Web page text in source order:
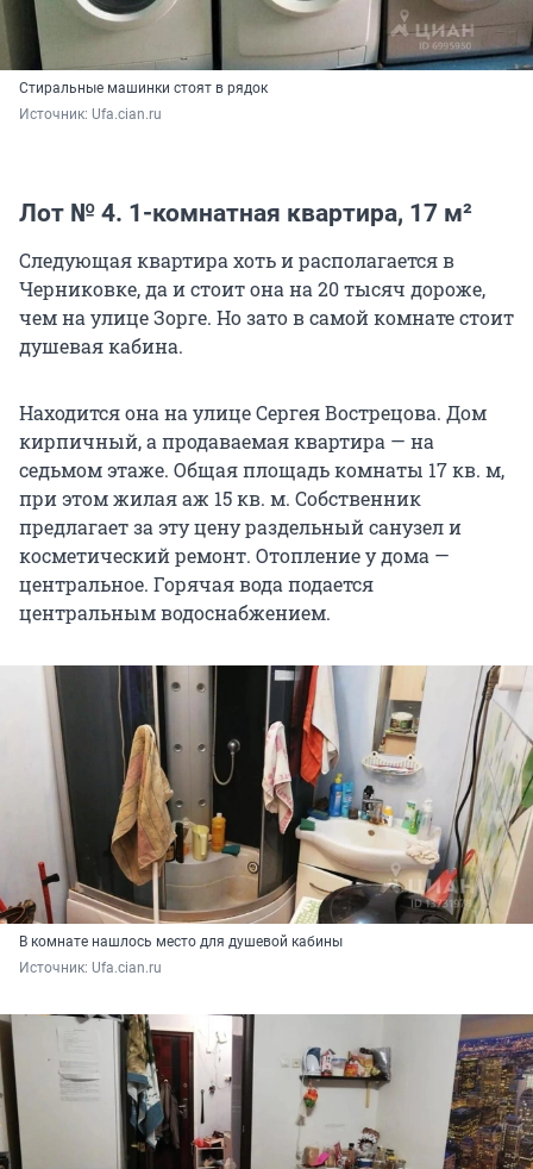
Стиральные машинки стоят в рядок
Источник: Ufa.cian.ru
Лот № 4. 1-комнатная квартира, 17 м²
Следующая квартира хоть и располагается в
Черниковке, да и стоит она на 20 тысяч дороже,
чем на улице Зорге. Но зато в самой комнате стоит
душевая кабина.
Находится она на улице Сергея Вострецова. Дом
кирпичный, а продаваемая квартира — на
седьмом этаже. Общая площадь комнаты 17 кв. м,
при этом жилая аж 15 кв. м. Собственник
предлагает за эту цену раздельный санузел и
косметический ремонт. Отопление у дома —
центральное. Горячая вода подается
центральным водоснабжением.
В комнате нашлось место для душевой кабины
Источник: Ufa.cian.ru